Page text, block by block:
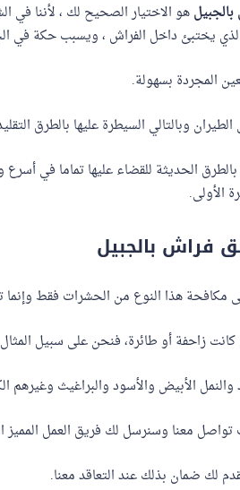
هو الاختيار الصحيح لك ، لأننا
يختبئ داخل الفراش ، ويسبب حكة في
المجردة بسهولة.
وبالتالي السيطرة عليها بالطرق
الحديثة للقضاء عليها تماما في
الأولى.
فراش بالجبيل
مكافحة هذا النوع من الحشرات فقط وإنما
زاحفة أو طائرة، فنحن على سبيل
الأبيض والأسود والبراغيث وغيرهم
معنا وسنرسل لك فريق العمل المميز
لك ضمان بذلك عند التعاقد معنا.